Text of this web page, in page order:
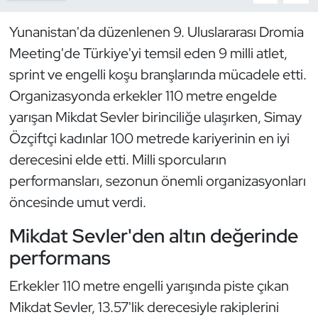
Yunanistan'da düzenlenen 9. Uluslararası Dromia
Meeting'de Türkiye'yi temsil eden 9 milli atlet,
sprint ve engelli koşu branşlarında mücadele etti.
Organizasyonda erkekler 110 metre engelde
yarışan Mikdat Sevler birinciliğe ulaşırken, Simay
Özçiftçi kadınlar 100 metrede kariyerinin en iyi
derecesini elde etti. Milli sporcuların
performansları, sezonun önemli organizasyonları
öncesinde umut verdi.
Mikdat Sevler'den altın değerinde
performans
Erkekler 110 metre engelli yarışında piste çıkan
Mikdat Sevler, 13.57'lik derecesiyle rakiplerini
Dövüş Sanatı
E-Spor
Eskrim
Futbol
Futsal
Genel
Golf
Güreş